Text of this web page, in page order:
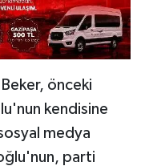
önceki
kendisine
medya
parti